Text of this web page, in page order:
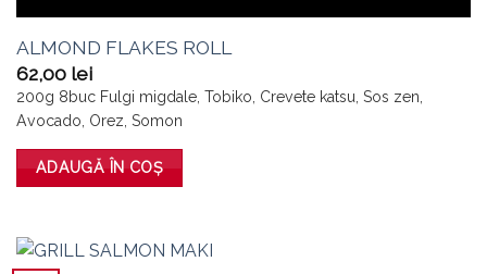
ALMOND FLAKES ROLL
62,00 lei
200g 8buc Fulgi migdale, Tobiko, Crevete katsu, Sos zen,
Avocado, Orez, Somon
ADAUGĂ ÎN COȘ